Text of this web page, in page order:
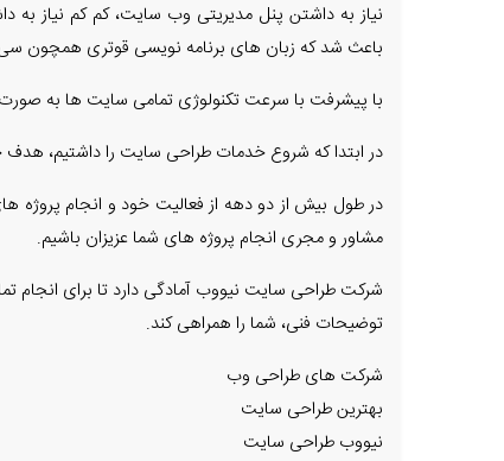
نیاز به داشتن پنل مدیریتی وب سایت، کم کم نیاز
باعث شد که زبان های برنامه نویسی قوتری همچون
با پیشرفت با سرعت تکنولوژی تمامی سایت ها به
در ابتدا که شروع خدمات طراحی سایت را داشتیم، هدف
در طول بیش از دو دهه از فعالیت خود و انجام پروژه
مشاور و مجری انجام پروژه های شما عزیزان باشیم.
شرکت طراحی سایت نیووب آمادگی دارد تا برای انجام
توضیحات فنی، شما را همراهی کند.
شرکت های طراحی وب
بهترین طراحی سایت
نیووب طراحی سایت